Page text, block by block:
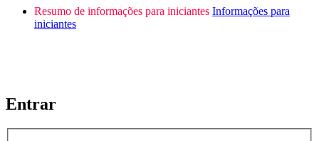
Resumo de informações para iniciantes Informações para
iniciantes
Entrar